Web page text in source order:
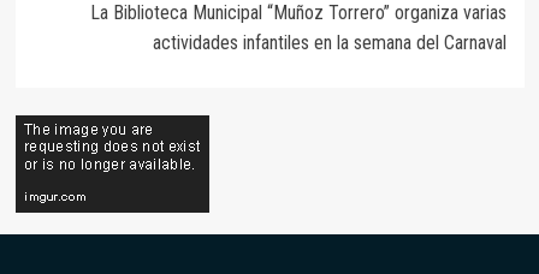
La Biblioteca Municipal “Muñoz Torrero” organiza varias
actividades infantiles en la semana del Carnaval